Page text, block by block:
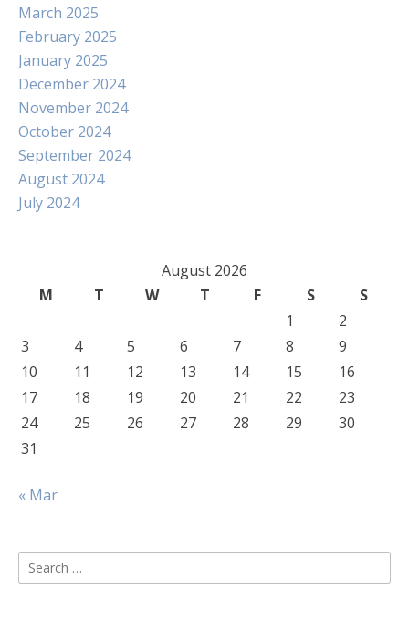
March 2025
February 2025
January 2025
December 2024
November 2024
October 2024
September 2024
August 2024
July 2024
August 2026
M
T W T F S
S
1
2
3
4 5 6 7 8
9
10
11 12 13 14 15
16
17
18 19 20 21 22
23
24
25 26 27 28 29
30
31
« Mar
Search
for: